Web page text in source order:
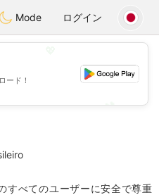
Conversar
Mode ログイン
💕
ード！
すべてのユーザーに安全で尊重